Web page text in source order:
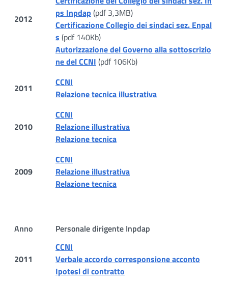
2012
ps Inpdap (pdf 3,3MB)
Certificazione Collegio dei sindaci sez. Enpal
s (pdf 140Kb)
Autorizzazione del Governo alla sottoscrizio
ne del CCNI (pdf 106Kb)
2011
CCNI
Relazione tecnica illustrativa
2010
CCNI
Relazione illustrativa
Relazione tecnica
2009
CCNI
Relazione illustrativa
Relazione tecnica
Anno Personale dirigente Inpdap
2011
CCNI
Verbale accordo corresponsione acconto
Ipotesi di contratto